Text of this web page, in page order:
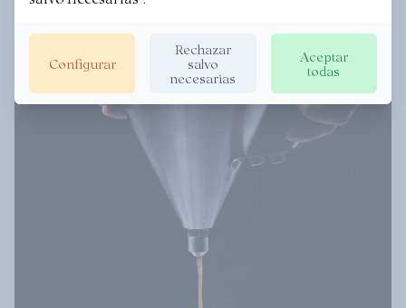
Configurar
Rechazar
salvo
necesarias
Aceptar
todas